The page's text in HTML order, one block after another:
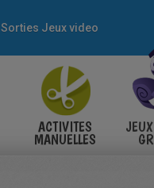
Sorties Jeux video
ACTIVITES
MANUELLES